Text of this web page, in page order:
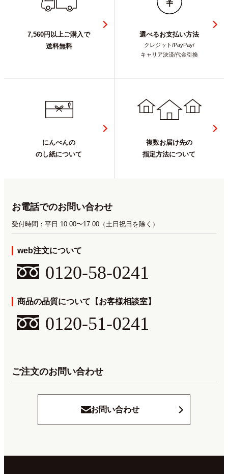
7,560円以上ご購入で
送料無料
選べるお支払い方法
クレジット/PayPay/
キャリア決済/代金引換
にんべんの
のし紙について
複数お届け先の
指定方法について
お電話でのお問い合わせ
受付時間：平日 10:00〜17:00（土日祝日を除く）
web注文について
0120-58-0241
商品の品質について【お客様相談室】
0120-51-0241
ご注文のお問い合わせ
お問い合わせ